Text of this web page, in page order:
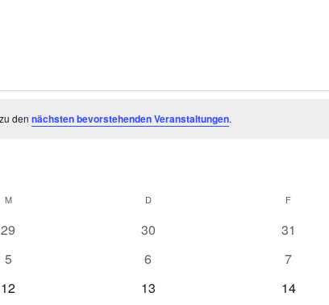
den nächsten bevorstehenden Veranstaltungen.
MMITTWOCH DDONNERSTAG F
0
29
0
30
0
31
0
5
0
6
0
7
0
12
0
13
0
14